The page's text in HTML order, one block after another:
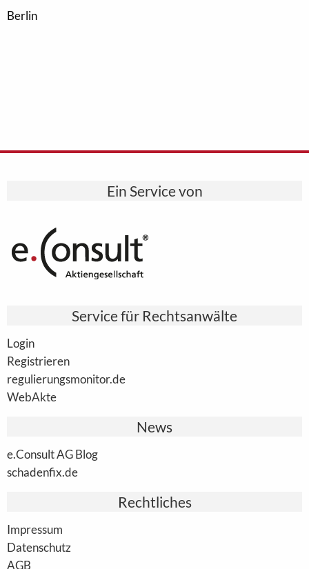
Berlin
Ein Service von
Service für Rechtsanwälte
Login
Registrieren
regulierungsmonitor.de
WebAkte
News
e.Consult AG Blog
schadenfix.de
Rechtliches
Impressum
Datenschutz
AGB